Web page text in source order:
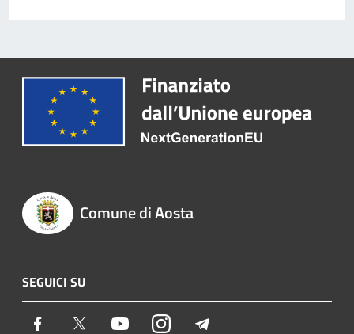
Comune di Aosta
SEGUICI SU
Facebook Twitter YoutubeInstagram